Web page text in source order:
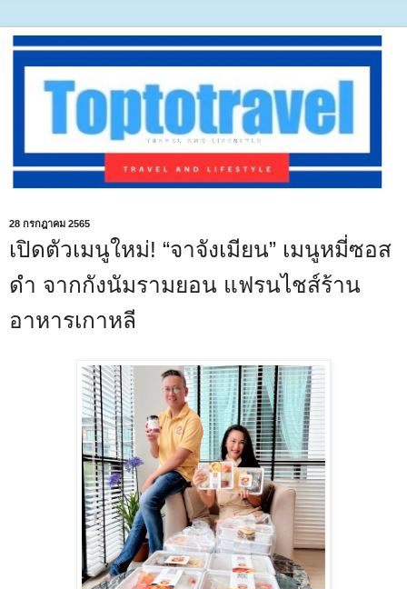
28 กรกฎาคม 2565
เปิดตัวเมนูใหม่! “จาจังเมียน” เมนูหมี่ซอส
ดำ จากกังนัมรามยอน แฟรนไชส์ร้าน
อาหารเกาหลี